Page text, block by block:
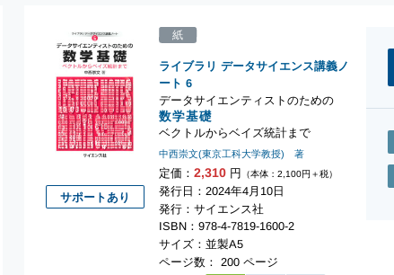
データサイエンティストのための
数学基礎
ベクトルからベイズ統計まで
ライブラリ データサイエンス講義ノ
ート 6
中西崇文(東京工科大学教授) 著
定価：2,310円 （本体：2,100円＋税）
紙
発行日：2024年4月10日
発行：サイエンス社
ISBN：978-4-7819-1600-2
サイズ：並製A5
ページ数： 200 ページ
サポートあり